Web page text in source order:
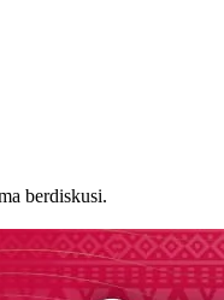
berdiskusi.